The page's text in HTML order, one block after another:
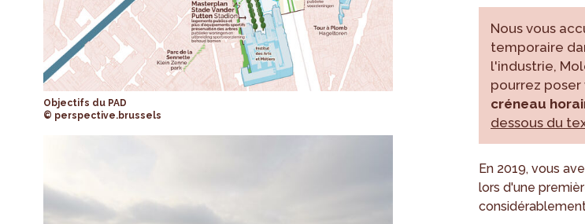
Objectifs du PAD
© perspective.brussels
Nous vous
temporaire
l'industrie,
pourrez poser
créneau
dessous du
En 2019, vous
lors d'une